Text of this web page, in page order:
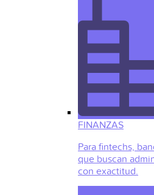
FINANZAS
Para fintechs,
que buscan
con exactitud.